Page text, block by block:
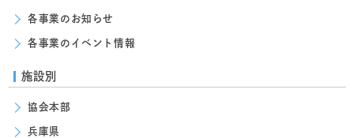
各事業のお知らせ
各事業のイベント情報
施設別
協会本部
兵庫県